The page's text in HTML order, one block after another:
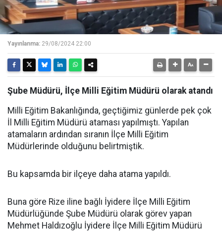
Yayınlanma: 29/08/2024 22:00
Şube Müdürü, İlçe Milli Eğitim Müdürü olarak atandı
Milli Eğitim Bakanlığında, geçtiğimiz günlerde pek çok
İl Milli Eğitim Müdürü ataması yapılmıştı. Yapılan
atamaların ardından sıranın İlçe Milli Eğitim
Müdürlerinde olduğunu belirtmiştik.
Bu kapsamda bir ilçeye daha atama yapıldı.
Buna göre Rize iline bağlı İyidere İlçe Milli Eğitim
Müdürlüğünde Şube Müdürü olarak görev yapan
Mehmet Haldızoğlu İyidere İlçe Milli Eğitim Müdürü